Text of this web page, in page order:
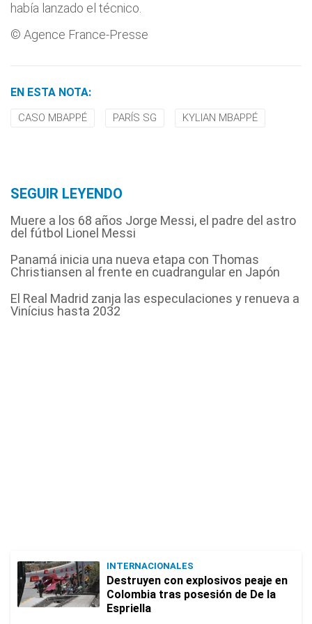
había lanzado el técnico.
© Agence France-Presse
EN ESTA NOTA:
CASO MBAPPÉ PARÍS SG KYLIAN MBAPPÉ
SEGUIR LEYENDO
Muere a los 68 años Jorge Messi, el padre del astro
del fútbol Lionel Messi
Panamá inicia una nueva etapa con Thomas
Christiansen al frente en cuadrangular en Japón
El Real Madrid zanja las especulaciones y renueva a
Vinícius hasta 2032
INTERNACIONALES
Destruyen con explosivos peaje en
Colombia tras posesión de De la
Espriella